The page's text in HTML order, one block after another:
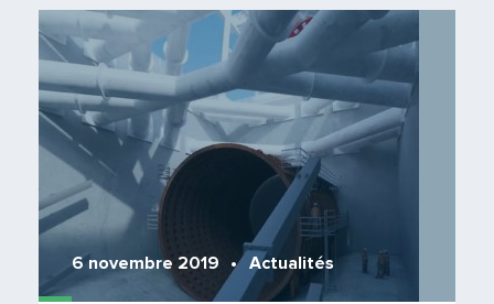
6 novembre 2019 Actualités